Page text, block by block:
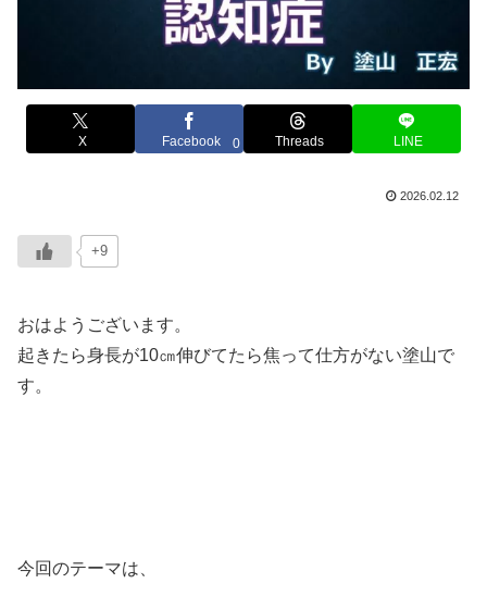
X Facebook 0 Threads LINE
2026.02.12
+9
おはようございます。
起きたら身長が10㎝伸びてたら焦って仕方がない塗山で
す。
今回のテーマは、